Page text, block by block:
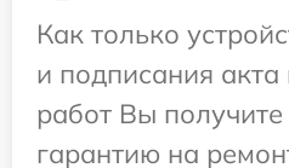
Как только
и подписания
работ Вы
гарантию на